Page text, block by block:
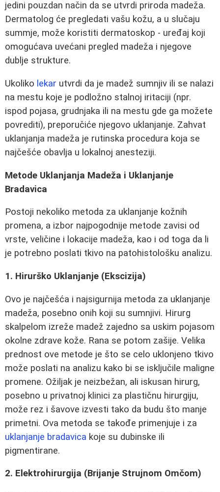
jedini pouzdan način da se utvrdi priroda madeža.
Dermatolog će pregledati vašu kožu, a u slučaju
summje, može koristiti dermatoskop - uređaj koji
omogućava uvećani pregled madeža i njegove
dublje strukture.
Ukoliko lekar utvrdi da je madež sumnjiv ili se nalazi
na mestu koje je podložno stalnoj iritaciji (npr.
ispod pojasa, grudnjaka ili na mestu gde ga možete
povrediti), preporučiće njegovo uklanjanje. Zahvat
uklanjanja madeža je rutinska procedura koja se
najčešće obavlja u lokalnoj anesteziji.
Metode Uklanjanja Madeža i Uklanjanje
Bradavica
Postoji nekoliko metoda za uklanjanje kožnih
promena, a izbor najpogodnije metode zavisi od
vrste, veličine i lokacije madeža, kao i od toga da li
je potrebno poslati tkivo na patohistološku analizu.
1. Hirurško Uklanjanje (Ekscizija)
Ovo je najčešća i najsigurnija metoda za uklanjanje
madeža, posebno onih koji su sumnjivi. Hirurg
skalpelom izreže madež zajedno sa uskim pojasom
okolne zdrave kože. Rana se potom zašije. Velika
prednost ove metode je što se celo uklonjeno tkivo
može poslati na analizu kako bi se isključile maligne
promene. Ožiljak je neizbežan, ali iskusan hirurg,
posebno u privatnoj klinici za plastičnu hirurgiju,
može rez i šavove izvesti tako da budu što manje
primetni. Ova metoda se takođe primenjuje i za
uklanjanje bradavica koje su dubinske ili
pigmentirane.
2. Elektrohirurgija (Brijanje Strujnom Omčom)